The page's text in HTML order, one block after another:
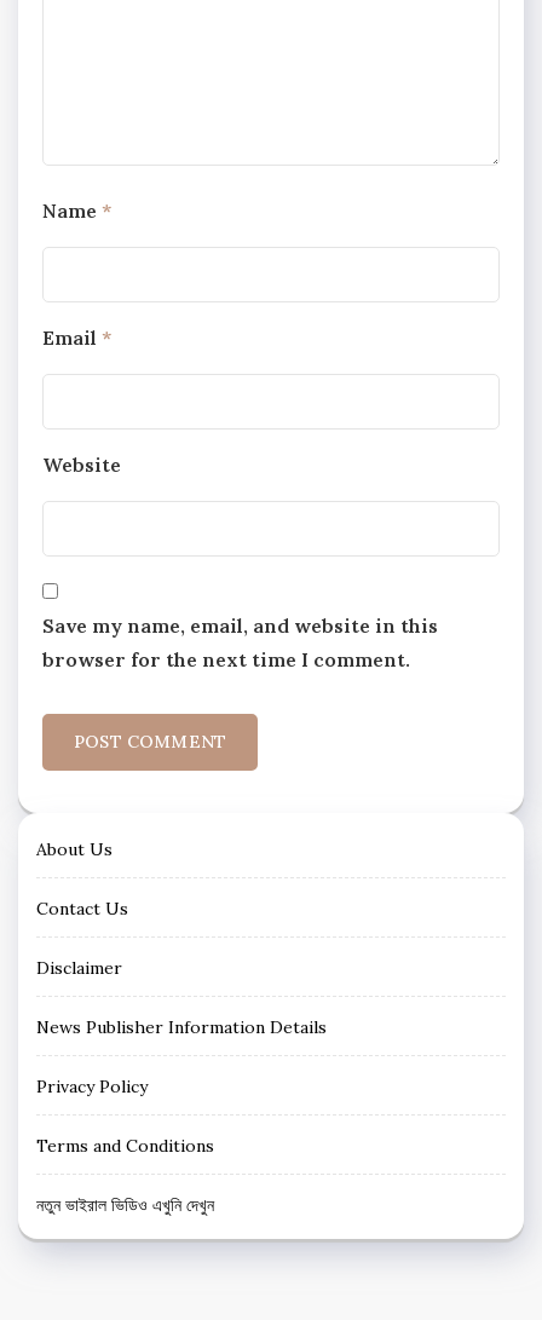
Name *
Email *
Website
Save my name, email, and website in this
browser for the next time I comment.
About Us
Contact Us
Disclaimer
News Publisher Information Details
Privacy Policy
Terms and Conditions
নতুন ভাইরাল ভিডিও এখুনি দেখুন